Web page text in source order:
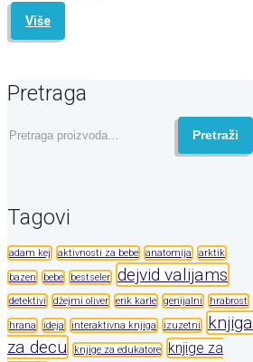
Više
Pretraga
Pretraži
Tagovi
adam kej aktivnosti za bebe anatomija arktik
bazen bebe bestseler dejvid valijams
detektivi džejmi oliver erik karle genijalni hrabrost
hrana ideja interaktivna knjiga izuzetni
knjiga
za decu
knjige za edukatore
knjige za